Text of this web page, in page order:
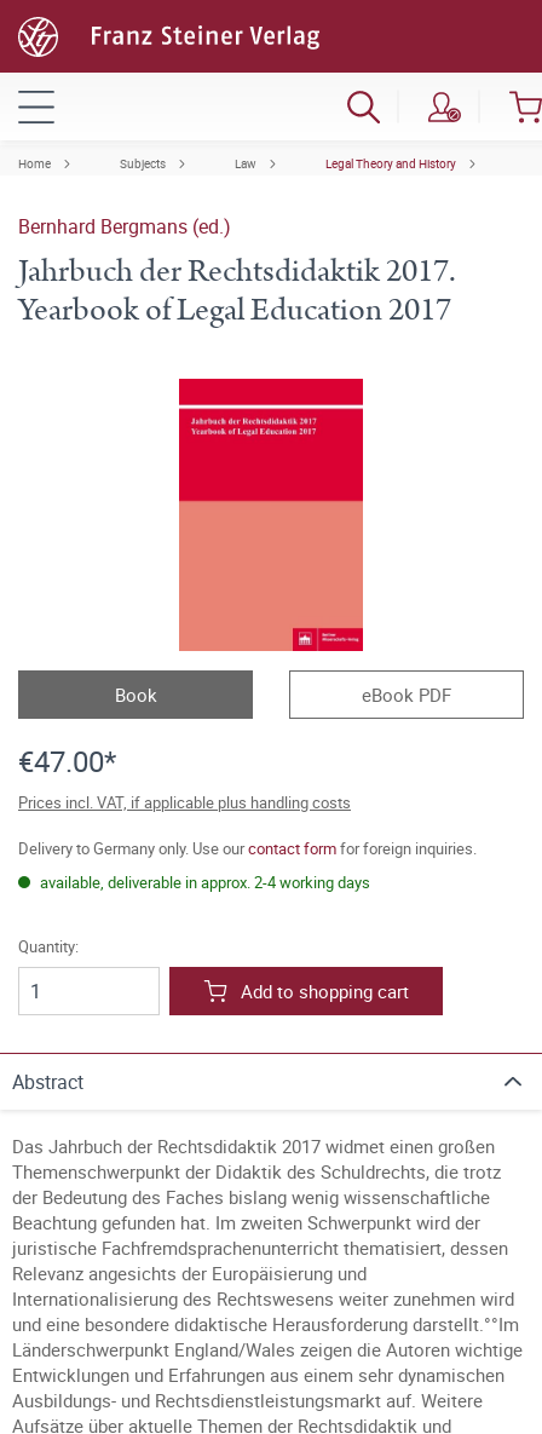
Home Subjects Law Legal Theory and History
Bernhard Bergmans (ed.)
Jahrbuch der Rechtsdidaktik 2017.
Yearbook of Legal Education 2017
Book eBook PDF
€47.00*
Prices incl. VAT, if applicable plus handling costs
Delivery to Germany only. Use ourcontact formfor foreign inquiries.
available, deliverable in approx. 2-4 working days
Quantity:
Add to shopping cart
Abstract
Das Jahrbuch der Rechtsdidaktik 2017 widmet einen großen
Themenschwerpunkt der Didaktik des Schuldrechts, die trotz
der Bedeutung des Faches bislang wenig wissenschaftliche
Beachtung gefunden hat. Im zweiten Schwerpunkt wird der
juristische Fachfremdsprachenunterricht thematisiert, dessen
Relevanz angesichts der Europäisierung und
Internationalisierung des Rechtswesens weiter zunehmen wird
und eine besondere didaktische Herausforderung darstellt.°°Im
Länderschwerpunkt England/Wales zeigen die Autoren wichtige
Entwicklungen und Erfahrungen aus einem sehr dynamischen
Ausbildungs- und Rechtsdienstleistungsmarkt auf. Weitere
Aufsätze über aktuelle Themen der Rechtsdidaktik und